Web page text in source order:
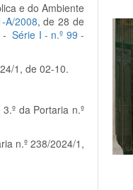
e do Ambiente
A/2008, de 28 de
-Série I - n.º 99 -
1, de 02-10.
da Portaria n.º
n.º 238/2024/1,